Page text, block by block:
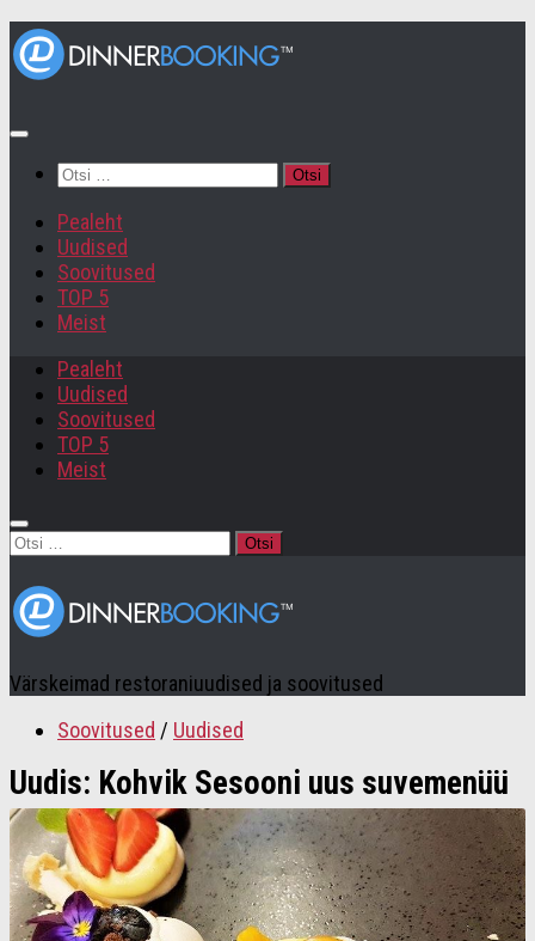
Otsi:
Pealeht
Uudised
Soovitused
TOP 5
Meist
Pealeht
Uudised
Soovitused
TOP 5
Meist
Otsi:
Värskeimad restoraniuudised ja soovitused
Soovitused / Uudised
Uudis: Kohvik Sesooni uus suvemenüü